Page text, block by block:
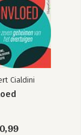
Cialdini